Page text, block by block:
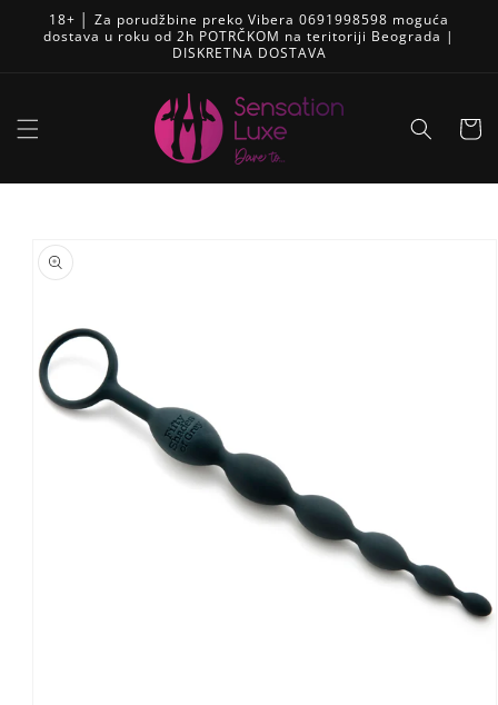
na
sadržaj
18+ │ Za porudžbine preko Vibera 0691998598 moguća
dostava u roku od 2h POTRČKOM na teritoriji Beograda |
DISKRETNA DOSTAVA
Korpa
information